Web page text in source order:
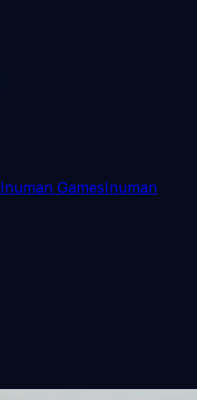
Inuman GamesInuman